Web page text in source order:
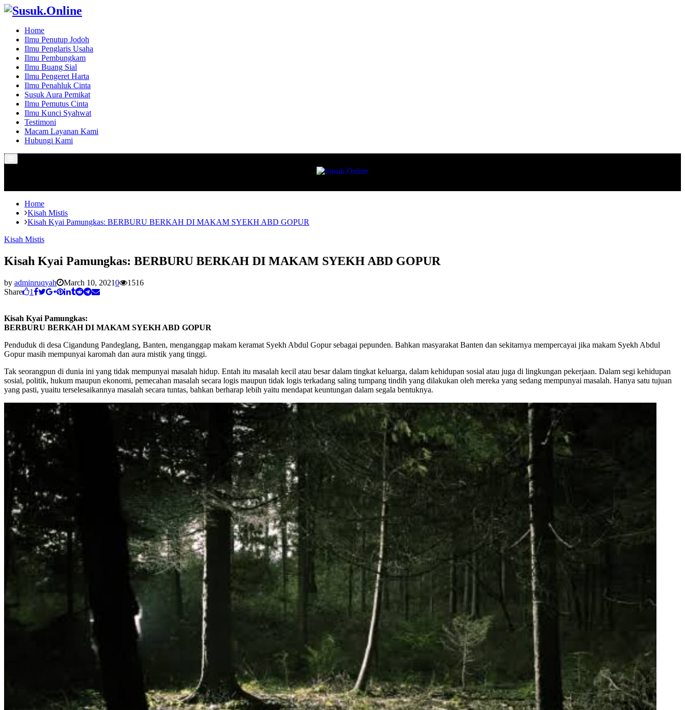
Home
Ilmu Penutup Jodoh
Ilmu Penglaris Usaha
Ilmu Pembungkam
Ilmu Buang Sial
Ilmu Pengeret Harta
Ilmu Penahluk Cinta
Susuk Aura Pemikat
Ilmu Pemutus Cinta
Ilmu Kunci Syahwat
Testimoni
Macam Layanan Kami
Hubungi Kami
Menu
Home
Kisah Mistis
Kisah Kyai Pamungkas: BERBURU BERKAH DI MAKAM SYEKH ABD GOPUR
Kisah Mistis
Kisah Kyai Pamungkas: BERBURU BERKAH DI MAKAM SYEKH ABD GOPUR
by adminruqyah March 10, 20210
1516
Share
1
Kisah Kyai Pamungkas:
BERBURU BERKAH DI MAKAM SYEKH ABD GOPUR
Penduduk di desa Cigandung Pandeglang, Banten, menganggap makam keramat Syekh Abdul Gopur sebagai pepunden. Bahkan masyarakat Banten dan sekitarnya mempercayai jika makam Syekh Abdul
Gopur masih mempunyai karomah dan aura mistik yang tinggi.
Tak seorangpun di dunia ini yang tidak mempunyai masalah hidup. Entah itu masalah kecil atau besar dalam tingkat keluarga, dalam kehidupan sosial atau juga di lingkungan pekerjaan. Dalam segi kehidupan
sosial, politik, hukum maupun ekonomi, pemecahan masalah secara logis maupun tidak logis terkadang saling tumpang tindih yang dilakukan oleh mereka yang sedang mempunyai masalah. Hanya satu tujuan
yang pasti, yuaitu terselesaikannya masalah secara tuntas, bahkan berharap lebih yaitu mendapat keuntungan dalam segala bentuknya.